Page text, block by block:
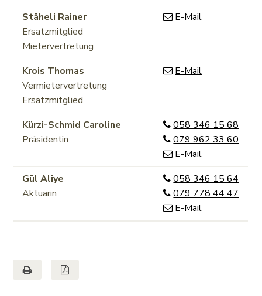
Stäheli RainerFunktion
Ersatzmitglied
Mietervertretung
E-Mail
Krois Thomas
Vermietervertretung
Ersatzmitglied
E-Mail
Kürzi-Schmid Caroline
Präsidentin
Tel.058 346 15 68
Mobil
079 962 33 60
E-Mail
Gül Aliye
Aktuarin
Zentrale
058 346 15 64
Mobil
079 778 44 47
E-Mail
Seite druckenSeite als PDF